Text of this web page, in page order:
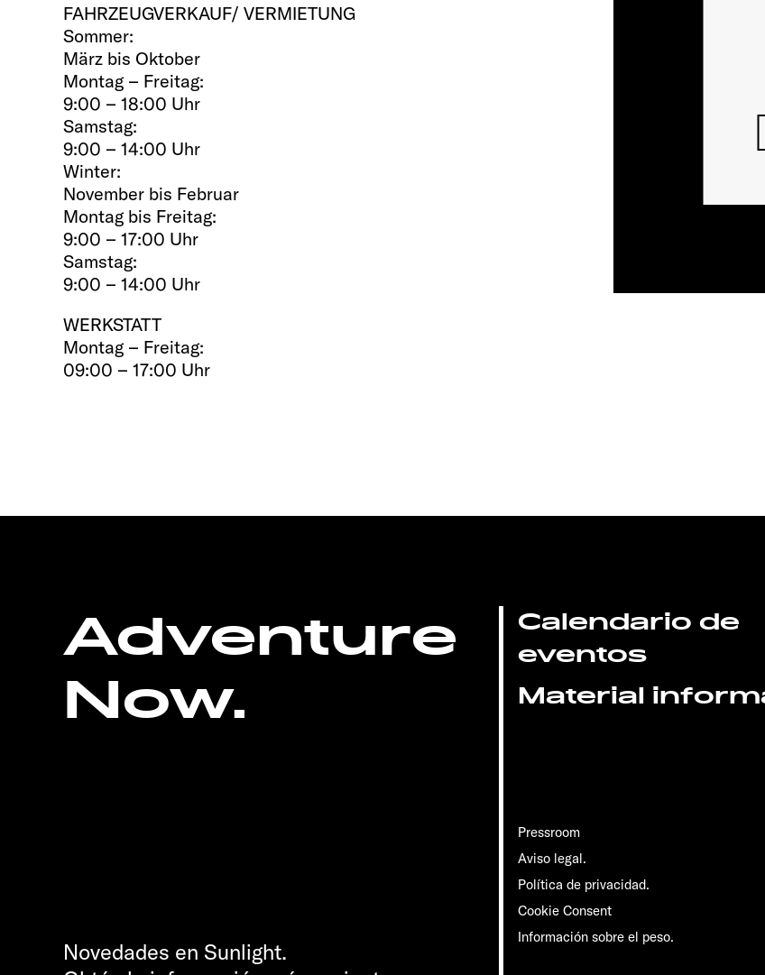
FAHRZEUGVERKAUF/ VERMIETUNG
Sommer:
März bis Oktober
Montag – Freitag:
9:00 – 18:00 Uhr
Samstag:
9:00 – 14:00 Uhr
Winter:
November bis Februar
Montag bis Freitag:
9:00 – 17:00 Uhr
Samstag:
9:00 – 14:00 Uhr
WERKSTATT
Montag – Freitag:
09:00 – 17:00 Uhr
Adventure
Now.
Calendario de
eventos
Material
Pressroom
Aviso legal.
Política de privacidad.
Cookie Consent
Información sobre el peso.
Novedades en Sunlight.